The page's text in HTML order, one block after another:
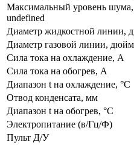
Максимальный уровень шума,
undefined
Диаметр жидкостной линии,
Диаметр газовой линии, дюйм
Сила тока на охлаждение, А
Сила тока на обогрев, А
Диапазон t на охлаждение, °С
Отвод конденсата, мм
Диапазон t на обогрев, °С
Электропитание (в/Гц/Ф)
Пульт Д/У